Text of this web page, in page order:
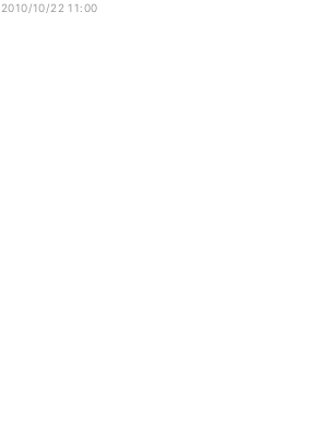
2010/10/22 11:00